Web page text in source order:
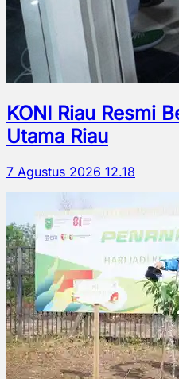
KONI Riau Resmi
Utama Riau
7 Agustus 2026 12.18